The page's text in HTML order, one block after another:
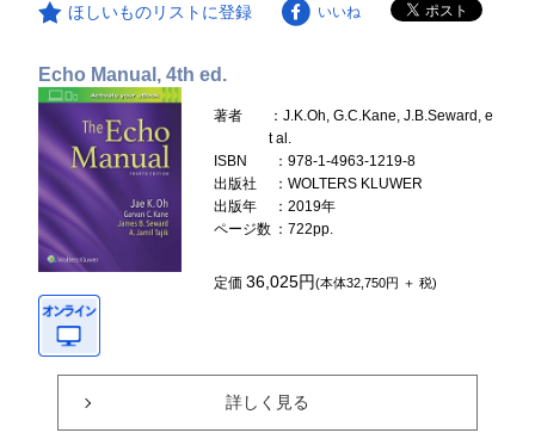
ほしいものリストに登録 いいね
Echo Manual, 4th ed.
著者
：J.K.Oh, G.C.Kane, J.B.Seward, e
t al.
ISBN
：978-1-4963-1219-8
出版社
：WOLTERS KLUWER
出版年
：2019年
ページ数 ：722pp.
定価36,025円(本体32,750円 ＋ 税)
詳しく見る